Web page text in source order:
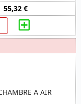
55,32 €
A AIR